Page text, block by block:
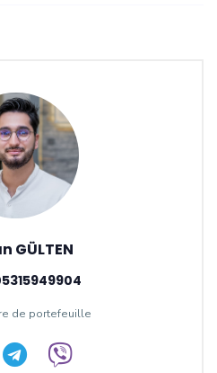
GÜLTEN
de portefeuille